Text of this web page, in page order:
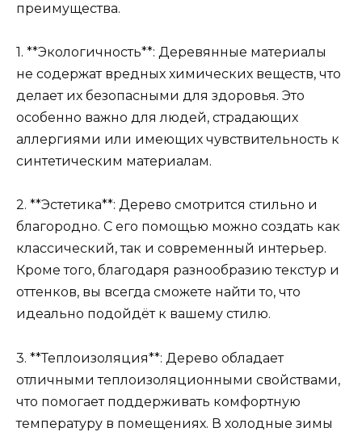
преимущества.
1. **Экологичность**: Деревянные материалы
не содержат вредных химических веществ, что
делает их безопасными для здоровья. Это
особенно важно для людей, страдающих
аллергиями или имеющих чувствительность к
синтетическим материалам.
2. **Эстетика**: Дерево смотрится стильно и
благородно. С его помощью можно создать как
классический, так и современный интерьер.
Кроме того, благодаря разнообразию текстур и
оттенков, вы всегда сможете найти то, что
идеально подойдёт к вашему стилю.
3. **Теплоизоляция**: Дерево обладает
отличными теплоизоляционными свойствами,
что помогает поддерживать комфортную
температуру в помещениях. В холодные зимы